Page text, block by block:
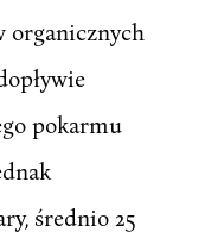
organicznych
pokarmu
średnio 25